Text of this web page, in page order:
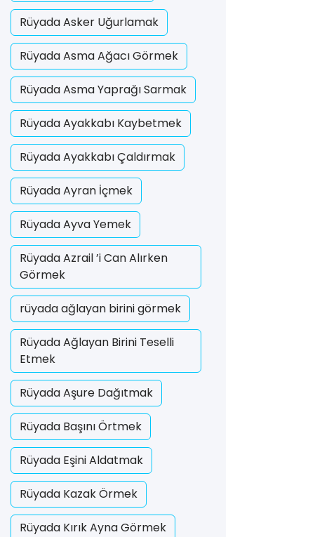
Rüyada Asker Uğurlamak
Rüyada Asma Ağacı Görmek
Rüyada Asma Yaprağı Sarmak
Rüyada Ayakkabı Kaybetmek
Rüyada Ayakkabı Çaldırmak
Rüyada Ayran İçmek
Rüyada Ayva Yemek
Rüyada Azrail ’i Can Alırken
Görmek
rüyada ağlayan birini görmek
Rüyada Ağlayan Birini Teselli
Etmek
Rüyada Aşure Dağıtmak
Rüyada Başını Örtmek
Rüyada Eşini Aldatmak
Rüyada Kazak Örmek
Rüyada Kırık Ayna Görmek